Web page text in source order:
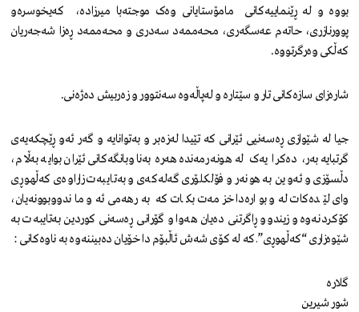
بووە و لە ڕێنماییەکانی مامۆستایانی وەک موجتەبا میرزادە، کەیخوسرەو
پوورنازری، حاتەم عەسگەری، محەممەد سەدری و محەممەد ڕەزا شەجەریان
کەڵکی وەرگرتووە.
شارەزای سازەکانی تار و سێتارە و لەپاڵەوە سەنتوور و زەربیش دەژەنی.
جیا لە شێوازی ڕەسەنیی ئێرانی کە تێیدا لەزەبر و بەتوانایە و گەر ئەو ڕێچکەیەی
گرتبایە بەر، دەکرا یەک لە هونەرمەندە هەرە بەناوبانگەکانی ئێران بوایە بەڵام،
دڵسۆزی و ئەوین بە هونەر و فۆلکلۆری گەلەکەی و بەتایبەت زاراوەی کەڵهوڕی
وای لێدەکات لەو بوارەدا خزمەت بکات کە بەرهەمی ئەو ماندووبوونەیان،
کۆکردنەوە و زیندوو ڕاگرتنی دەیان هەوا و گۆرانی ڕەسەنی کوردین بەتایبەت بە
شێوەزاری “کەڵهوڕی”ـ کە لە کۆی شەش ئاڵبۆم دا خۆیان دەبیننەوە بە ناوەکانی :
گلارە
شور شیرین